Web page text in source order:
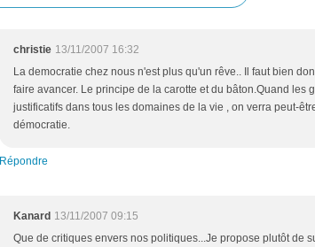
christie 13/11/2007 16:32
La democratie chez nous n'est plus qu'un rêve.. Il faut bien
faire avancer. Le principe de la carotte et du bâton.Quand les
justificatifs dans tous les domaines de la vie , on verra peut-
démocratie.
Répondre
Kanard 13/11/2007 09:15
Que de critiques envers nos politiques...Je propose plutôt de